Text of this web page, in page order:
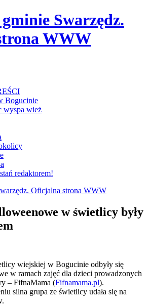
Swarzędz.
WWW
Bogucinie
wyspa wież
redaktorem!
w świetlicy były
wiejskiej w Bogucinie odbyły się
w ramach zajęć dla dzieci prowadzonych
– FifnaMama (Fifnamama.pl).
silna grupa ze świetlicy udała się na